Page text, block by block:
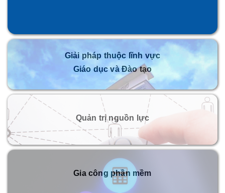
Giải pháp thuộc lĩnh vực
Giáo dục và Đào tạo
Quản trị nguồn lực
Gia công phần mềm